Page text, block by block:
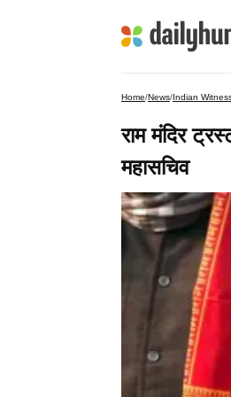
Home/News/Indian
राम मंदिर
महासचिव